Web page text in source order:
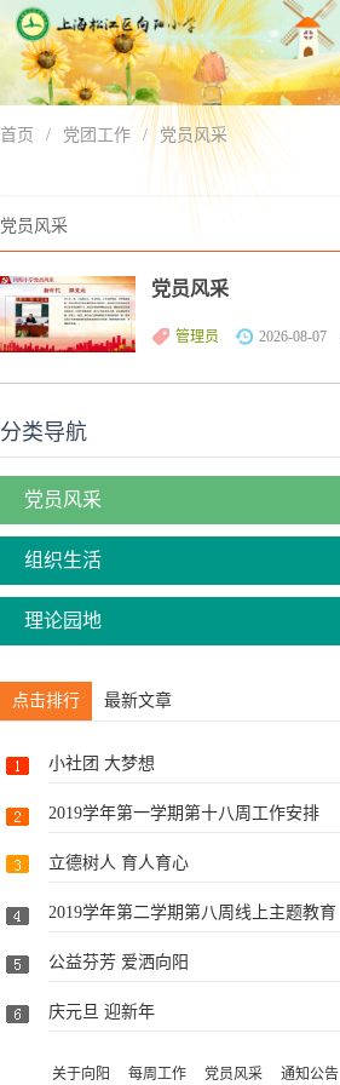
首页 / 党团工作 / 党员风采
党员风采
党员风采
管理员 2026-08-07
分类导航
党员风采
组织生活
理论园地
点击排行 最新文章
小社团 大梦想
2019学年第一学期第十八周工作安排
立德树人 育人育心
2019学年第二学期第八周线上主题教育
公益芬芳 爱洒向阳
庆元旦 迎新年
关于向阳 每周工作 党员风采 通知公告